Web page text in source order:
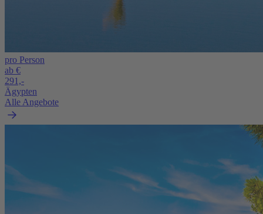
pro Person
ab €
291,-
Ägypten
Alle Angebote